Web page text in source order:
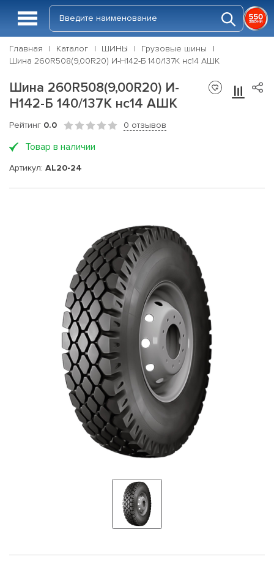
Главная Каталог ШИНЫ
Грузовые шины
Шина 260R508(9,00R20) И-Н142-Б 140/137К нс14 АШК
Шина 260R508(9,00R20) И-
Н142-Б 140/137К нс14 АШК
Рейтинг 0.0 0 отзывов
Товар в наличии
Артикул: AL20-24